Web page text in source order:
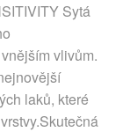
Sytá
vlivům.
laků, které